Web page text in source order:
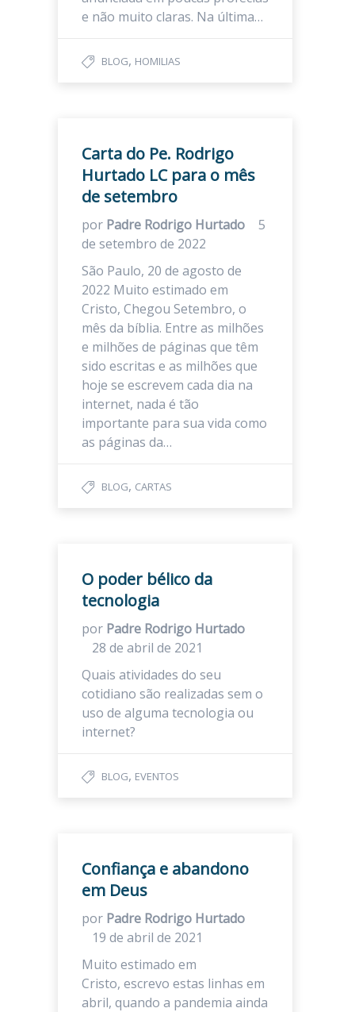
e não muito claras. Na última…
BLOG, HOMILIAS
Carta do Pe. Rodrigo
Hurtado LC para o mês
de setembro
por Padre Rodrigo Hurtado
5
de setembro de 2022
São Paulo, 20 de agosto de
2022 Muito estimado em
Cristo, Chegou Setembro, o
mês da bíblia. Entre as milhões
e milhões de páginas que têm
sido escritas e as milhões que
hoje se escrevem cada dia na
internet, nada é tão
importante para sua vida como
as páginas da…
BLOG, CARTAS
O poder bélico da
tecnologia
por Padre Rodrigo Hurtado
28 de abril de 2021
Quais atividades do seu
cotidiano são realizadas sem o
uso de alguma tecnologia ou
internet?
BLOG, EVENTOS
Confiança e abandono
em Deus
por Padre Rodrigo Hurtado
19 de abril de 2021
Muito estimado em
Cristo, escrevo estas linhas em
abril, quando a pandemia ainda